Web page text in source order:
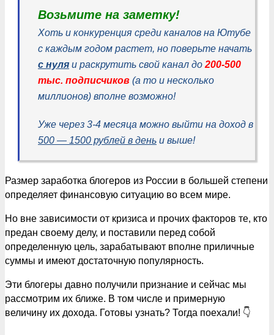
Возьмите на заметку!
Хоть и конкуренция среди каналов на Ютубе
с каждым годом растет, но поверьте начать
с нуля и раскрутить свой канал до 200-500
тыс. подписчиков (а то и несколько
миллионов) вполне возможно!
Уже через 3-4 месяца можно выйти на доход в
500 — 1500 рублей в день и выше!
Размер заработка блогеров из России в большей степени
определяет финансовую ситуацию во всем мире.
Но вне зависимости от кризиса и прочих факторов те, кто
предан своему делу, и поставили перед собой
определенную цель, зарабатывают вполне приличные
суммы и имеют достаточную популярность.
Эти блогеры давно получили признание и сейчас мы
рассмотрим их ближе. В том числе и примерную
величину их дохода. Готовы узнать? Тогда поехали! 👇